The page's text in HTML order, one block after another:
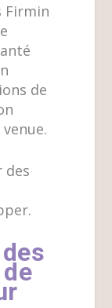
Firmin
de
des